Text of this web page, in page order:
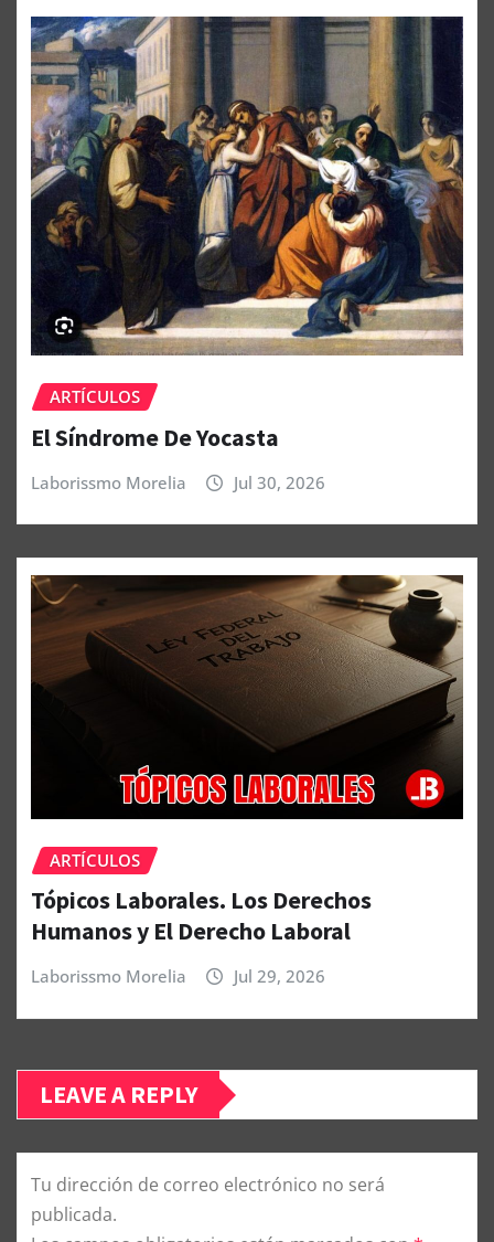
ARTÍCULOS
El Síndrome De Yocasta
Laborissmo Morelia Jul 30, 2026
ARTÍCULOS
Tópicos Laborales. Los Derechos
Humanos y El Derecho Laboral
Laborissmo Morelia Jul 29, 2026
LEAVE A REPLY
Tu dirección de correo electrónico no será
publicada.